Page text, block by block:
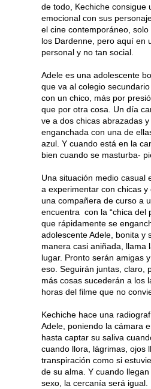
de todo, Kechiche consigue
emocional con sus
el cine contemporáneo,
los Dardenne, pero aquí en
personal y no tan social.
Adele es una adolescente
que va al colegio
con un chico, más por
que por otra cosa. Un día
ve a dos chicas abrazadas
enganchada con una de
azul. Y cuando está en la
bien cuando se masturba-
Una situación medio casual
a experimentar con chicas
una compañera de curso a
encuentra con la “chica del
que rápidamente se
adolescente Adele, bonita y
manera casi aniñada, llama
lugar. Pronto serán amigas
eso. Seguirán juntas, claro,
más cosas sucederán a los
horas del filme que no
Kechiche hace una
Adele, poniendo la cámara
hasta captar su saliva
cuando llora, lágrimas, ojos
transpiración como si
de su alma. Y cuando
sexo, la cercanía será igual.